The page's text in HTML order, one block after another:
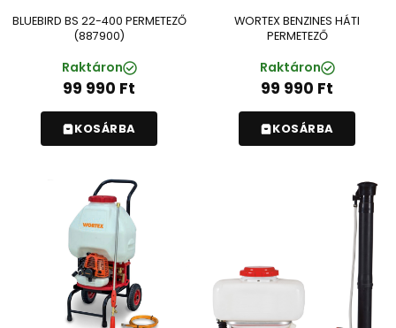
BLUEBIRD BS 22-400 PERMETEZŐ
(887900)
Raktáron
99 990 Ft
KOSÁRBA
WORTEX BENZINES HÁTI
PERMETEZŐ
Raktáron
99 990 Ft
KOSÁRBA